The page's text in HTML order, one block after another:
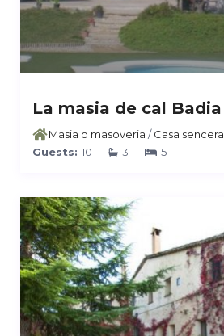
La masia de cal Badia
Masia o masoveria /Casa sencera
Guests: 10 3 5